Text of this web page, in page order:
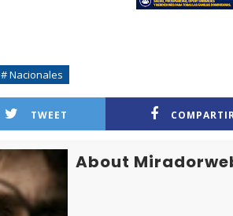
# Nacionales
TWEET
About